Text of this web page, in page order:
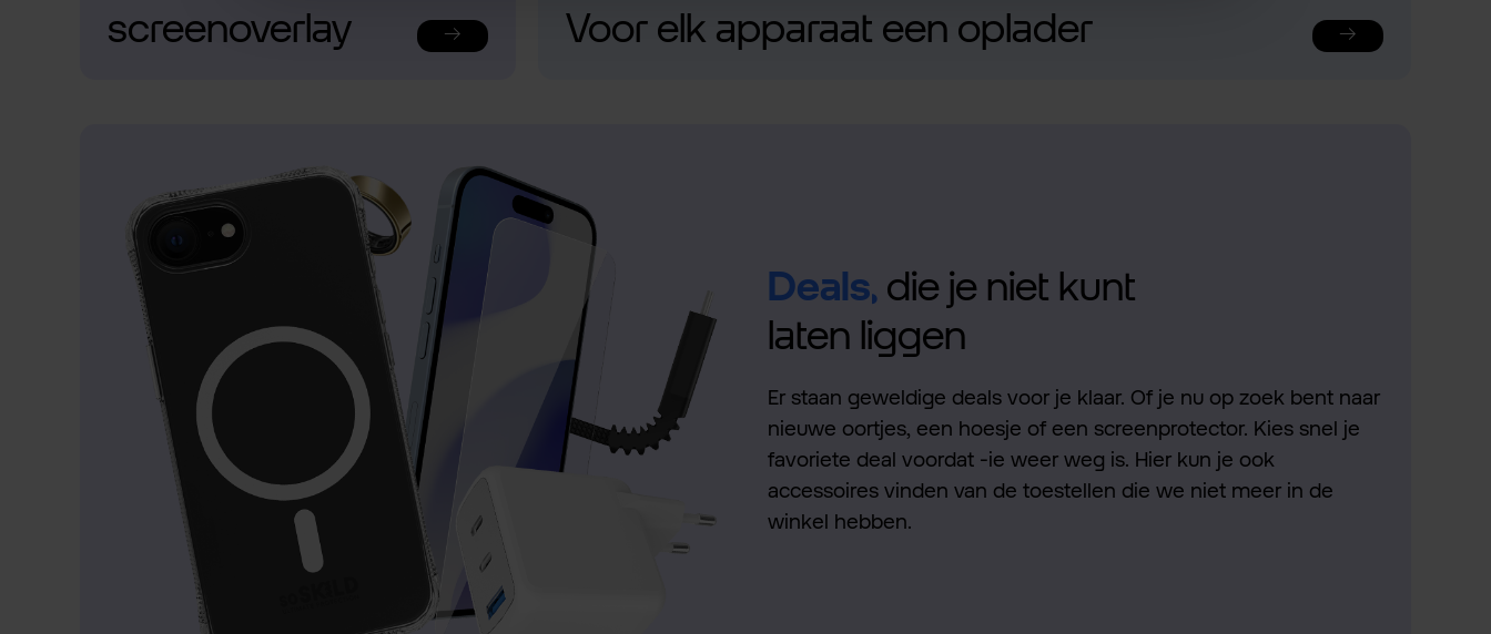
screenoverlay
Voor elk apparaat een oplader
Deals, die je niet kunt
laten liggen
Er staan geweldige deals voor je klaar. Of je nu op zoek bent naar
nieuwe oortjes, een hoesje of een screenprotector. Kies snel je
favoriete deal voordat -ie weer weg is. Hier kun je ook
accessoires vinden van de toestellen die we niet meer in de
winkel hebben.